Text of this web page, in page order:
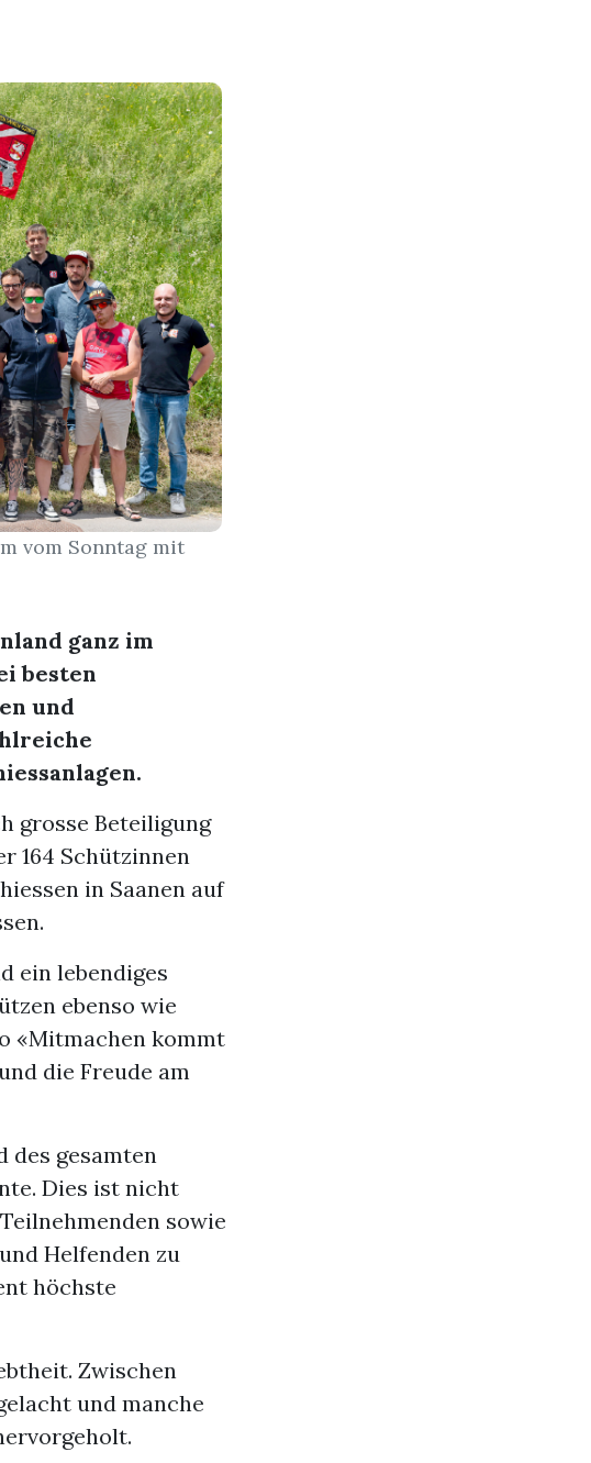
vom Sonntag mit
ganz im
besten
und
grosse Beteiligung
164 Schützinnen
in Saanen auf
ein lebendiges
ebenso wie
«Mitmachen kommt
die Freude am
des gesamten
Dies ist nicht
sowie
Helfenden zu
höchste
Zwischen
und manche